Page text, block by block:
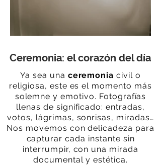
Ceremonia: el corazón del día
Ya sea una ceremonia civil o
religiosa, este es el momento más
solemne y emotivo. Fotografías
llenas de significado: entradas,
votos, lágrimas, sonrisas, miradas…
Nos movemos con delicadeza para
capturar cada instante sin
interrumpir, con una mirada
documental y estética.